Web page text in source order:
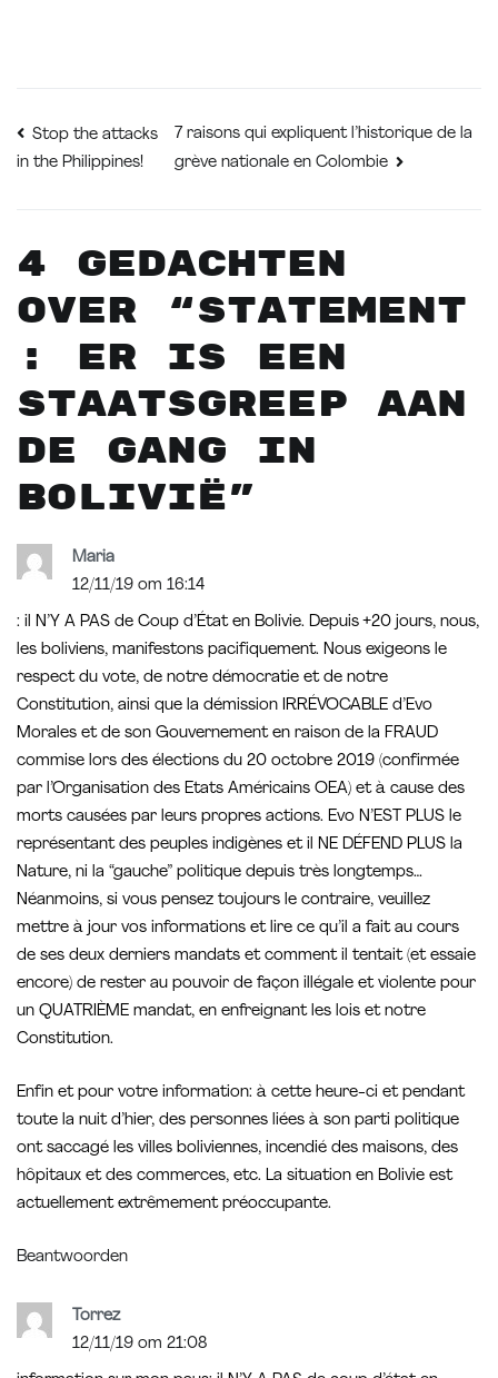
Bericht
Stop the attacks
in the Philippines!
7 raisons qui expliquent l’historique de la
grève nationale en Colombie
4 gedachten
over “STATEMENT
: Er is een
staatsgreep aan
de gang in
Bolivië”
Maria
12/11/19 om 16:14
: il N’Y A PAS de Coup d’État en Bolivie. Depuis +20 jours, nous,
les boliviens, manifestons pacifiquement. Nous exigeons le
respect du vote, de notre démocratie et de notre
Constitution, ainsi que la démission IRRÉVOCABLE d’Evo
Morales et de son Gouvernement en raison de la FRAUD
commise lors des élections du 20 octobre 2019 (confirmée
par l’Organisation des Etats Américains OEA) et à cause des
morts causées par leurs propres actions. Evo N’EST PLUS le
représentant des peuples indigènes et il NE DÉFEND PLUS la
Nature, ni la “gauche” politique depuis très longtemps…
Néanmoins, si vous pensez toujours le contraire, veuillez
mettre à jour vos informations et lire ce qu’il a fait au cours
de ses deux derniers mandats et comment il tentait (et essaie
encore) de rester au pouvoir de façon illégale et violente pour
un QUATRIÈME mandat, en enfreignant les lois et notre
Constitution.
Enfin et pour votre information: à cette heure-ci et pendant
toute la nuit d’hier, des personnes liées à son parti politique
ont saccagé les villes boliviennes, incendié des maisons, des
hôpitaux et des commerces, etc. La situation en Bolivie est
actuellement extrêmement préoccupante.
Beantwoorden
Torrez
12/11/19 om 21:08